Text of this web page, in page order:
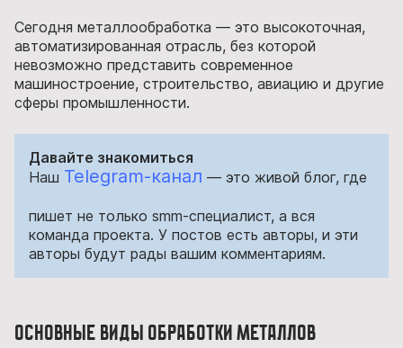
Сегодня металлообработка — это высокоточная,
автоматизированная отрасль, без которой
невозможно представить современное
машиностроение, строительство, авиацию и другие
сферы промышленности.
Давайте знакомиться
Наш Telegram-канал — это живой блог, где
пишет не только smm-специалист, а вся
команда проекта. У постов есть авторы, и эти
авторы будут рады вашим комментариям.
Основные виды обработки металлов